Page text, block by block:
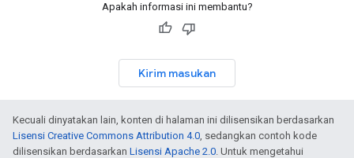
Apakah informasi ini membantu?
Kirim masukan
Kecuali dinyatakan lain, konten di halaman ini dilisensikan berdasarkan
Lisensi Creative Commons Attribution 4.0, sedangkan contoh kode
dilisensikan berdasarkan Lisensi Apache 2.0. Untuk mengetahui